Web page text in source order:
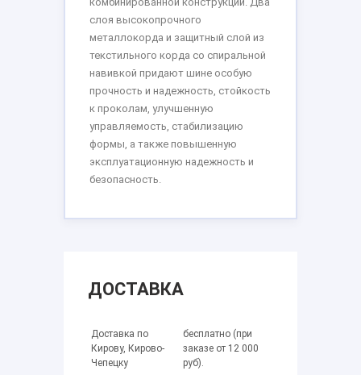
слоя высокопрочного
металлокорда и защитный слой из
текстильного корда со спиральной
навивкой придают шине особую
прочность и надежность, стойкость
к проколам, улучшенную
управляемость, стабилизацию
формы, а также повышенную
эксплуатационную надежность и
безопасность.
ДОСТАВКА
Доставка по
Кирову, Кирово-
Чепецку
бесплатно (при
заказе от 12 000
руб).